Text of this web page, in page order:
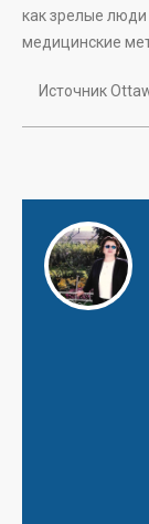
как зрелые
медицинские
Источник